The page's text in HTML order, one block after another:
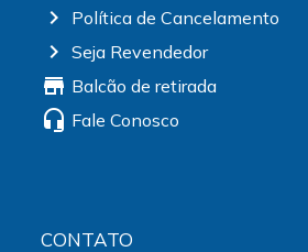
chevron_right Política de Cancelamento
chevron_right Seja Revendedor
store Balcão de retirada
headset_mic Fale Conosco
CONTATO